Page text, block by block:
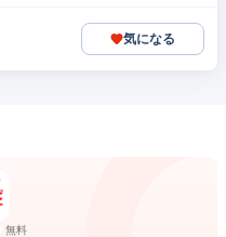
気になる
無料